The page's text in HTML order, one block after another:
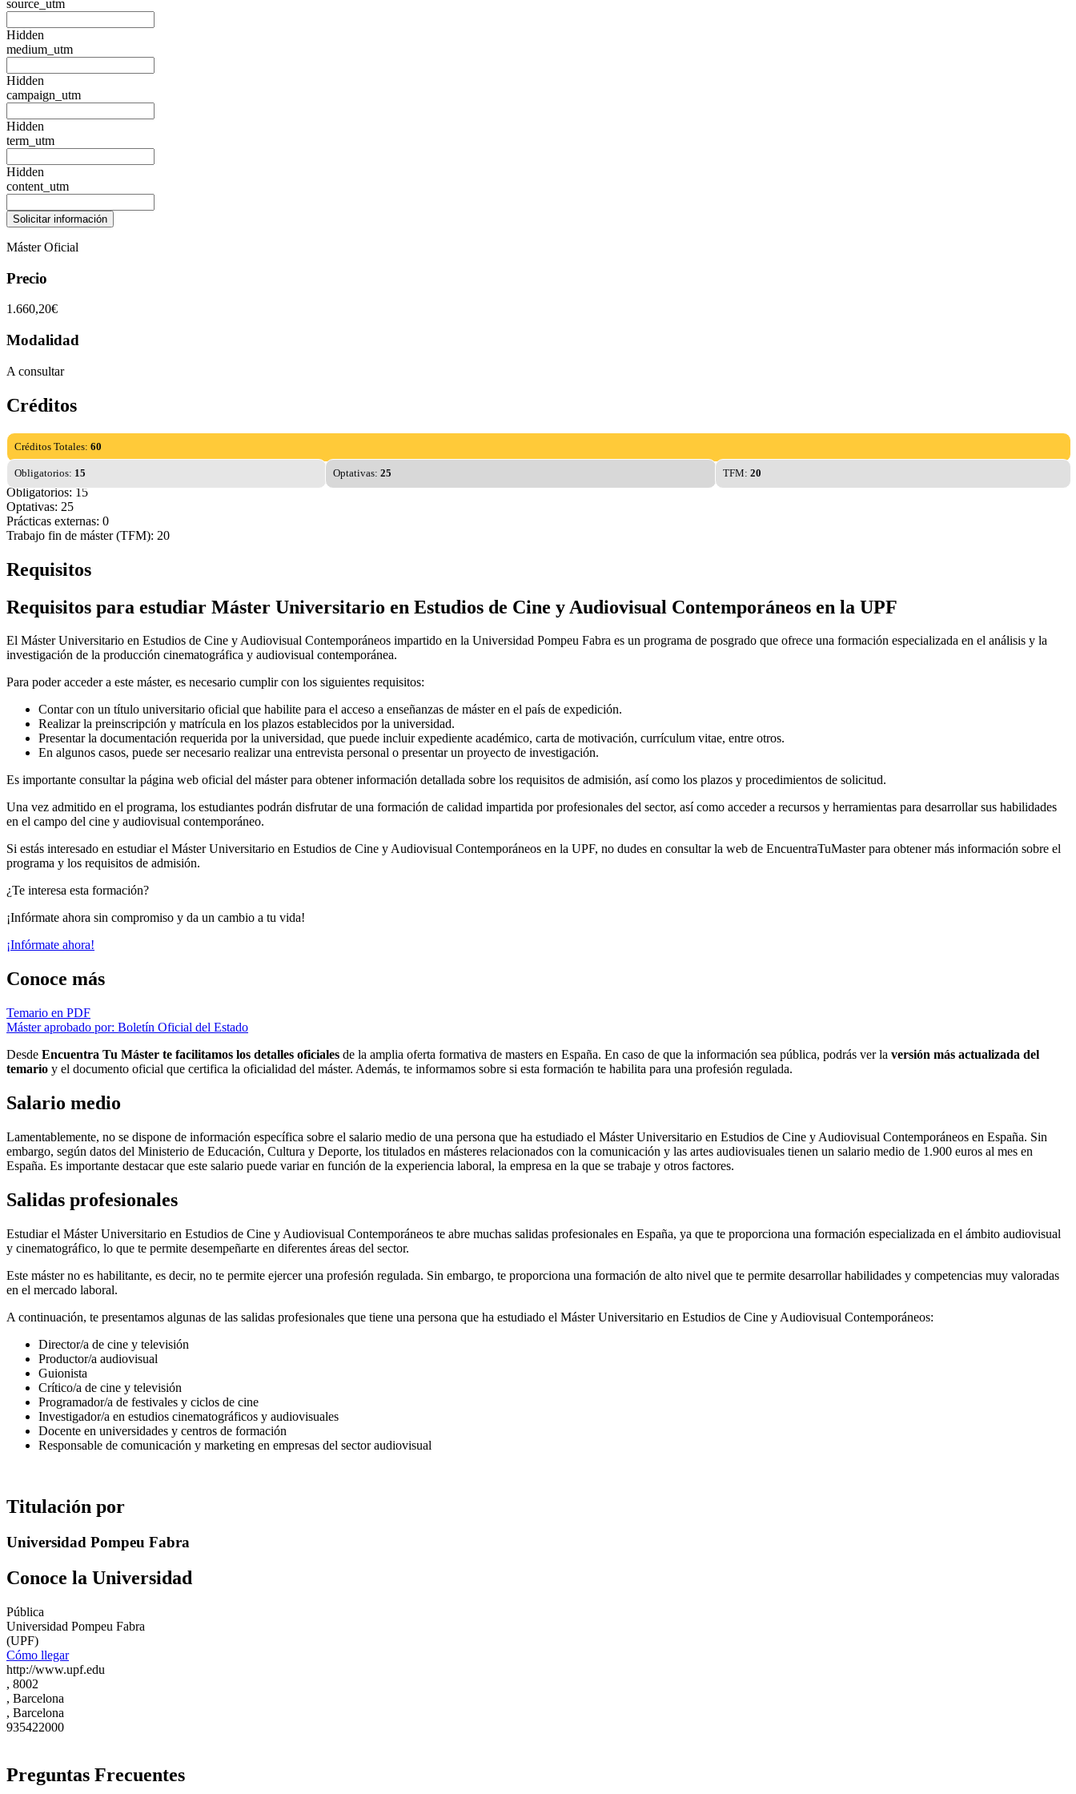
source_utm
Hidden
medium_utm
Hidden
campaign_utm
Hidden
term_utm
Hidden
content_utm
Máster Oficial
Precio
1.660,20€
Modalidad
A consultar
Créditos
Créditos Totales: 60
Obligatorios: 15 Optativas:25 TFM:20
Obligatorios: 15
Optativas: 25
Prácticas externas: 0
Trabajo fin de máster (TFM): 20
Requisitos
Requisitos para estudiar Máster Universitario en Estudios de Cine y Audiovisual Contemporáneos en la UPF
El Máster Universitario en Estudios de Cine y Audiovisual Contemporáneos impartido en la Universidad Pompeu Fabra es un programa de posgrado que ofrece una formación especializada en el análisis y la
investigación de la producción cinematográfica y audiovisual contemporánea.
Para poder acceder a este máster, es necesario cumplir con los siguientes requisitos:
Contar con un título universitario oficial que habilite para el acceso a enseñanzas de máster en el país de expedición.
Realizar la preinscripción y matrícula en los plazos establecidos por la universidad.
Presentar la documentación requerida por la universidad, que puede incluir expediente académico, carta de motivación, currículum vitae, entre otros.
En algunos casos, puede ser necesario realizar una entrevista personal o presentar un proyecto de investigación.
Es importante consultar la página web oficial del máster para obtener información detallada sobre los requisitos de admisión, así como los plazos y procedimientos de solicitud.
Una vez admitido en el programa, los estudiantes podrán disfrutar de una formación de calidad impartida por profesionales del sector, así como acceder a recursos y herramientas para desarrollar sus habilidades
en el campo del cine y audiovisual contemporáneo.
Si estás interesado en estudiar el Máster Universitario en Estudios de Cine y Audiovisual Contemporáneos en la UPF, no dudes en consultar la web de EncuentraTuMaster para obtener más información sobre el
programa y los requisitos de admisión.
¿Te interesa esta formación?
¡Infórmate ahora sin compromiso y da un cambio a tu vida!
¡Infórmate ahora!
Conoce más
Temario en PDF
Máster aprobado por: Boletín Oficial del Estado
Desde Encuentra Tu Máster te facilitamos los detalles oficiales de la amplia oferta formativa de masters en España. En caso de que la información sea pública, podrás ver la versión más actualizada del
temario y el documento oficial que certifica la oficialidad del máster. Además, te informamos sobre si esta formación te habilita para una profesión regulada.
Salario medio
Lamentablemente, no se dispone de información específica sobre el salario medio de una persona que ha estudiado el Máster Universitario en Estudios de Cine y Audiovisual Contemporáneos en España. Sin
embargo, según datos del Ministerio de Educación, Cultura y Deporte, los titulados en másteres relacionados con la comunicación y las artes audiovisuales tienen un salario medio de 1.900 euros al mes en
España. Es importante destacar que este salario puede variar en función de la experiencia laboral, la empresa en la que se trabaje y otros factores.
Salidas profesionales
Estudiar el Máster Universitario en Estudios de Cine y Audiovisual Contemporáneos te abre muchas salidas profesionales en España, ya que te proporciona una formación especializada en el ámbito audiovisual
y cinematográfico, lo que te permite desempeñarte en diferentes áreas del sector.
Este máster no es habilitante, es decir, no te permite ejercer una profesión regulada. Sin embargo, te proporciona una formación de alto nivel que te permite desarrollar habilidades y competencias muy valoradas
en el mercado laboral.
A continuación, te presentamos algunas de las salidas profesionales que tiene una persona que ha estudiado el Máster Universitario en Estudios de Cine y Audiovisual Contemporáneos:
Director/a de cine y televisión
Productor/a audiovisual
Guionista
Crítico/a de cine y televisión
Programador/a de festivales y ciclos de cine
Investigador/a en estudios cinematográficos y audiovisuales
Docente en universidades y centros de formación
Responsable de comunicación y marketing en empresas del sector audiovisual
Titulación por
Universidad Pompeu Fabra
Conoce la Universidad
Pública
Universidad Pompeu Fabra
(UPF)
Cómo llegar
http://www.upf.edu
, 8002
, Barcelona
, Barcelona
935422000
Preguntas Frecuentes